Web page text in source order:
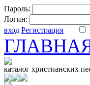
Пароль:
Логин:
вход Регистрация
каталог христианских